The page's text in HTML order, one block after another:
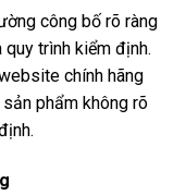
công bố rõ ràng
trình kiểm định.
chính hãng
phẩm không rõ